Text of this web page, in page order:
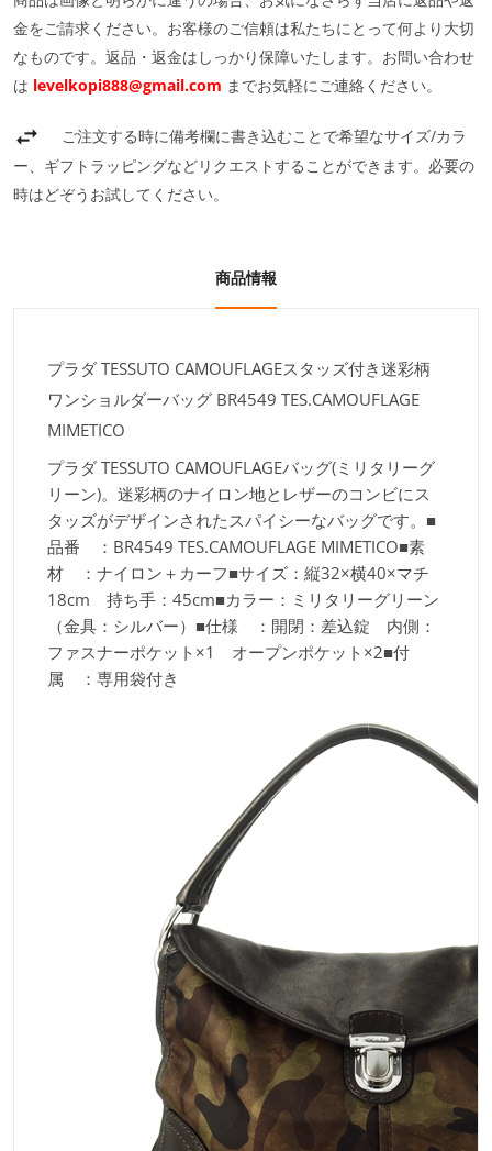
金をご請求ください。お客様のご信頼は私たちにとって何より大切
なものです。返品・返金はしっかり保障いたします。お問い合わせ
は levelkopi888@gmail.com までお気軽にご連絡ください。
ご注文する時に備考欄に書き込むことで希望なサイズ/カラ
ー、ギフトラッピングなどリクエストすることができます。必要の
時はどぞうお試してください。
商品情報
プラダ TESSUTO CAMOUFLAGEスタッズ付き迷彩柄
ワンショルダーバッグ BR4549 TES.CAMOUFLAGE
MIMETICO
プラダ TESSUTO CAMOUFLAGEバッグ(ミリタリーグ
リーン)。迷彩柄のナイロン地とレザーのコンビにス
タッズがデザインされたスパイシーなバッグです。■
品番 ：BR4549 TES.CAMOUFLAGE MIMETICO■素
材 ：ナイロン＋カーフ■サイズ：縦32×横40×マチ
18cm 持ち手：45cm■カラー：ミリタリーグリーン
（金具：シルバー）■仕様 ：開閉：差込錠 内側：
ファスナーポケット×1 オープンポケット×2■付
属 ：専用袋付き